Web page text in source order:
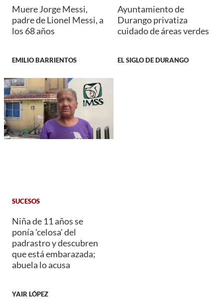
Muere Jorge Messi,
padre de Lionel Messi, a
los 68 años
EMILIO BARRIENTOS
Ayuntamiento de
Durango privatiza
cuidado de áreas verdes
EL SIGLO DE DURANGO
SUCESOS
Niña de 11 años se
ponía 'celosa' del
padrastro y descubren
que está embarazada;
abuela lo acusa
YAIR LÓPEZ